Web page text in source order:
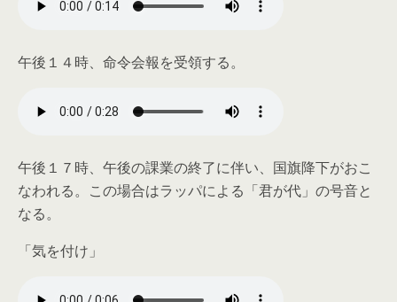
午後１４時、命令会報を受領する。
午後１７時、午後の課業の終了に伴い、国旗降下がおこ
なわれる。 この場合はラッパによる「君が代」の号音と
なる。
「気を付け」